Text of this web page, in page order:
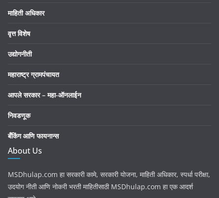
माहिती अधिकार
वृत्त विशेष
उद्योगनीती
महाराष्ट्र ग्रामपंचायत
आपले सरकार – महा-ऑनलाईन
निवडणूक
बँकिंग आणि फायनान्स
About Us
MSDhulap.com हा सरकारी कामे, सरकारी योजना, माहिती अधिकार, स्पर्धा परीक्षा,
उदयोग नीती आणि नोकरी भरती माहितीसाठी MSDhulap.com हा एक आदर्श